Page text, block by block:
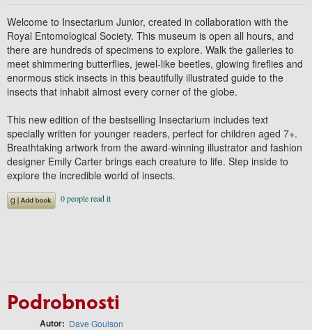
Welcome to Insectarium Junior, created in collaboration with the
Royal Entomological Society. This museum is open all hours, and
there are hundreds of specimens to explore. Walk the galleries to
meet shimmering butterflies, jewel-like beetles, glowing fireflies and
enormous stick insects in this beautifully illustrated guide to the
insects that inhabit almost every corner of the globe.
This new edition of the bestselling Insectarium includes text
specially written for younger readers, perfect for children aged 7+.
Breathtaking artwork from the award-winning illustrator and fashion
designer Emily Carter brings each creature to life. Step inside to
explore the incredible world of insects.
Podrobnosti
Autor Dave Goulson